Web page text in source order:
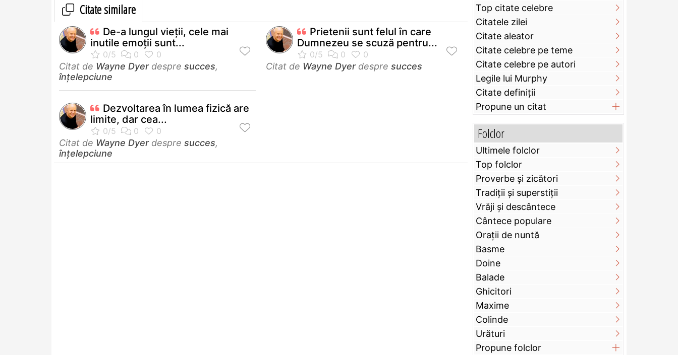
Citate similare
De-a lungul vieţii, cele mai
inutile emoţii sunt...
Citat de Wayne Dyerdespre succes,
înțelepciune
Prietenii sunt felul în care
Dumnezeu se scuză pentru...
Citat de Wayne Dyerdespre succes
Dezvoltarea în lumea fizică are
limite, dar cea...
Citat de Wayne Dyerdespre succes,
înțelepciune
Top citate celebre
Citatele zilei
Citate aleator
Citate celebre pe teme
Citate celebre pe autori
Legile lui Murphy
Citate definiţii
Propune un citat
Folclor
Ultimele folclor
Top folclor
Proverbe și zicători
Tradiții și superstiții
Vrăji și descântece
Cântece populare
Orații de nuntă
Basme
Doine
Balade
Ghicitori
Maxime
Colinde
Urături
Propune folclor